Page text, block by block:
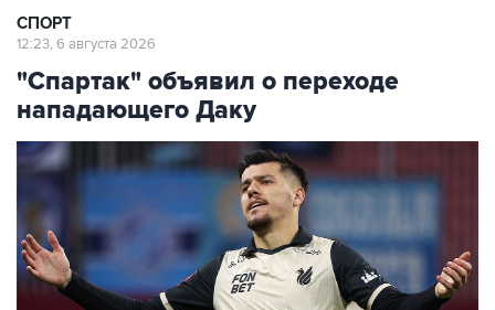
СПОРТ
12:23, 6 августа 2026
"Спартак" объявил о переходе
нападающего Даку